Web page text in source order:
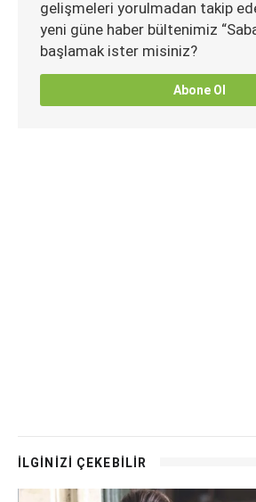
gelişmeleri yorulmadan takip
yeni güne haber bültenimiz
başlamak ister misiniz?
Abone Ol
İLGİNİZİ ÇEKEBİLİR